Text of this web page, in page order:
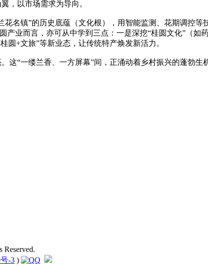
，以市场需求为导向。
名镇”的历史底蕴（文化根），用智能监测、花期调控
产业而言，亦可从中学到三点：一是深挖“桂圆文化”（
圆+文旅”等新业态，让传统特产焕发新活力。
这“一缕兰香、一方屏幕”间，正涌动着乡村振兴的蓬勃
-3 )